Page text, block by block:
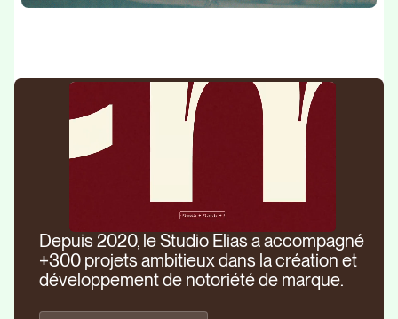
Depuis 2020, le Studio Elias a accompagné
+300 projets ambitieux dans la création et
développement de notoriété de marque.